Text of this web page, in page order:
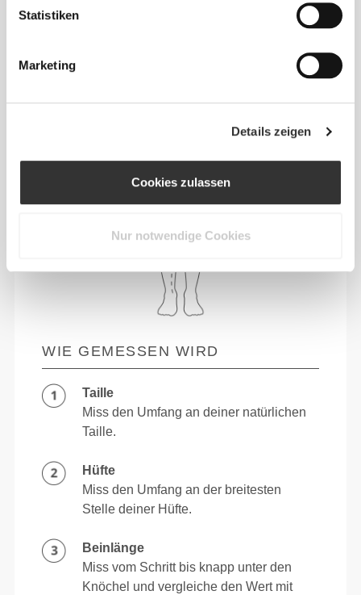
Statistiken
Marketing
Details zeigen
Cookies zulassen
Nur notwendige Cookies
WIE GEMESSEN WIRD
Taille
Miss den Umfang an deiner natürlichen
Taille.
Hüfte
Miss den Umfang an der breitesten
Stelle deiner Hüfte.
Beinlänge
Miss vom Schritt bis knapp unter den
Knöchel und vergleiche den Wert mit